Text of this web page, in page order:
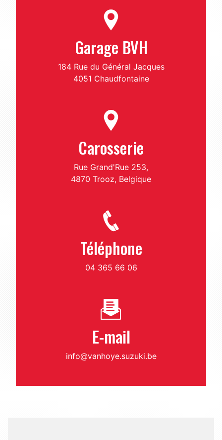
Garage BVH
184 Rue du Général Jacques
4051 Chaudfontaine
Carosserie
Rue Grand'Rue 253,
4870 Trooz, Belgique
Téléphone
04 365 66 06
E-mail
info@vanhoye.suzuki.be